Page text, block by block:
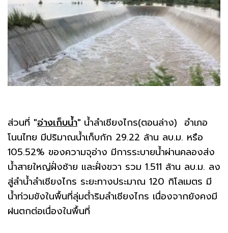
ส่วนที่ "อ่างเก็บน้ำ" น้ำลำเชียงไกร(ตอนล่าง) อำเภอ
โนนไทย มีปริมาณน้ำเก็บกัก 29.22 ล้าน ลบ.ม. หรือ
105.52% ของความจุอ่าง มีการระบายน้ำผ่านคลองส่ง
น้ำสายใหญ่ฝั่งซ้าย และฝั่งขวา รวม 1.511 ล้าน ลบ.ม. ลง
สู่ลำน้ำลำเชียงไกร ระยะทางประมาณ 120 กิโลเมตร มี
น้ำท่วมขังในพื้นที่ลุ่มต่ำริมลำเชียงไกร เนื่องจากยังคงมี
ฝนตกต่อเนื่องในพื้นที่